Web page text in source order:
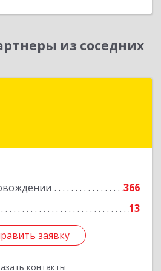
из соседних
366
13
заявку
контакты
АО, Нарьян-Мар г, им
заявку
Назад